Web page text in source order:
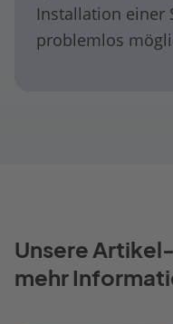
Installation einer
problemlos
Unsere
mehr